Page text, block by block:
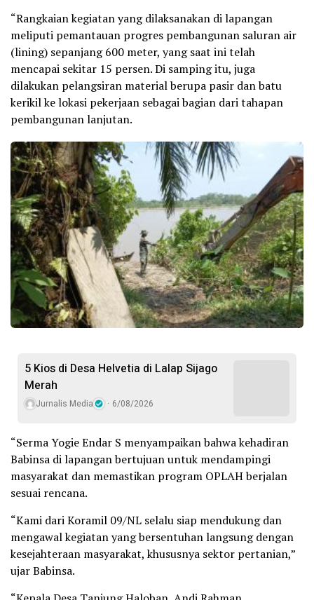
“Rangkaian kegiatan yang dilaksanakan di lapangan
meliputi pemantauan progres pembangunan saluran air
(lining) sepanjang 600 meter, yang saat ini telah
mencapai sekitar 15 persen. Di samping itu, juga
dilakukan pelangsiran material berupa pasir dan batu
kerikil ke lokasi pekerjaan sebagai bagian dari tahapan
pembangunan lanjutan.
5 Kios di Desa Helvetia di Lalap Sijago
Merah
Jurnalis Media 6/08/2026
“Serma Yogie Endar S menyampaikan bahwa kehadiran
Babinsa di lapangan bertujuan untuk mendampingi
masyarakat dan memastikan program OPLAH berjalan
sesuai rencana.
“Kami dari Koramil 09/NL selalu siap mendukung dan
mengawal kegiatan yang bersentuhan langsung dengan
kesejahteraan masyarakat, khususnya sektor pertanian,”
ujar Babinsa.